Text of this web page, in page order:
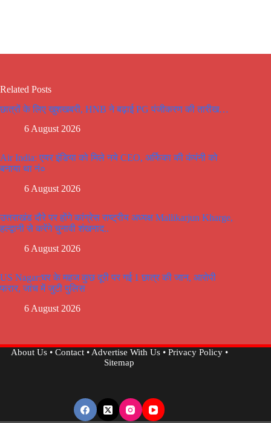
Related Posts
छात्रों के लिए खुशखबरी, HNB ने बढ़ाई PG पंजीकरण की तारीख…
6 August 2026
Air India: एयर इंडिया को मिले नये CEO, अर्फिका की कंपंनी को
बनाया था नं०
6 August 2026
उत्तराखंड दौरे पर होंगे कांग्रेस राष्ट्रीय अध्यक्ष Mallikarjun Kharge,
हल्द्वानी से करेंगे चुनावी शंखनाद..
6 August 2026
US Nagar:घर के महज कुछ दूरी पर गई 1 छात्र की जान, आरोपी
फरार, जांच में जुटी पुलिस
6 August 2026
About Us• Contact•Advertise With Us• Privacy Policy•
Sitemap